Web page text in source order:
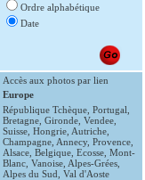
Ordre alphabétique
Date
Accès aux photos par lien
Europe
République Tchèque Portugal
Bretagne Gironde Vendee
Suisse Hongrie Autriche
Champagne Annecy, Provence
Alsace Belgique Ecosse Mont-
Blanc Vanoise Alpes-Grées
Alpes du Sud Val d'Aoste